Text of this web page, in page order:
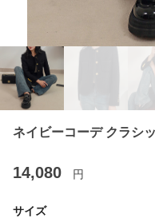
ネイビーコーデ クラシ
14,080 円
サイズ